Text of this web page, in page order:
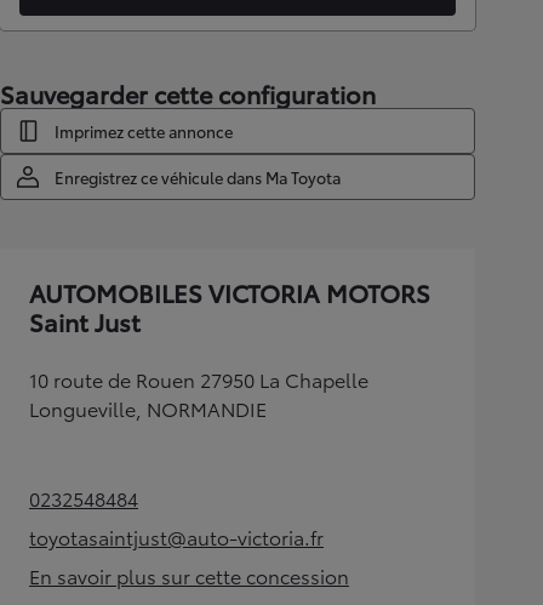
Sauvegarder cette configuration
Imprimez cette annonce
Enregistrez ce véhicule dans Ma Toyota
AUTOMOBILES VICTORIA MOTORS
Saint Just
10 route de Rouen 27950 La Chapelle
Longueville, NORMANDIE
0232548484(Opens in new tab)
toyotasaintjust@auto-victoria.fr
(Opens in new tab)
En savoir plus sur cette concession
(Opens in new tab)